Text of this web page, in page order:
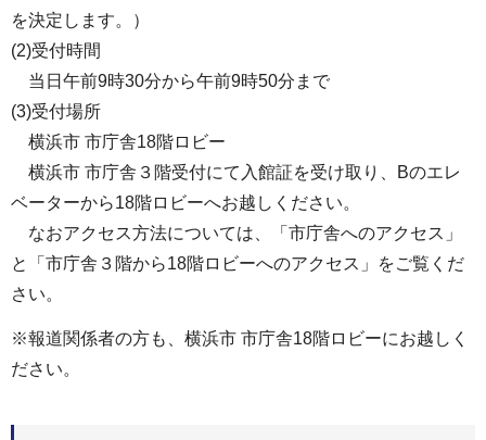
を決定します。）
(2)受付時間
当日午前9時30分から午前9時50分まで
(3)受付場所
横浜市 市庁舎18階ロビー
横浜市 市庁舎３階受付にて入館証を受け取り、Bのエレ
ベーターから18階ロビーへお越しください。
なおアクセス方法については、「市庁舎へのアクセス」
と「市庁舎３階から18階ロビーへのアクセス」をご覧くだ
さい。
※報道関係者の方も、横浜市 市庁舎18階ロビーにお越しく
ださい。